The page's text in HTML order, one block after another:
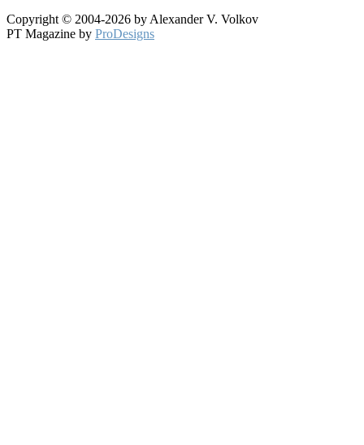
Copyright © 2004-2026 by Alexander V. Volkov
PT Magazine by ProDesigns